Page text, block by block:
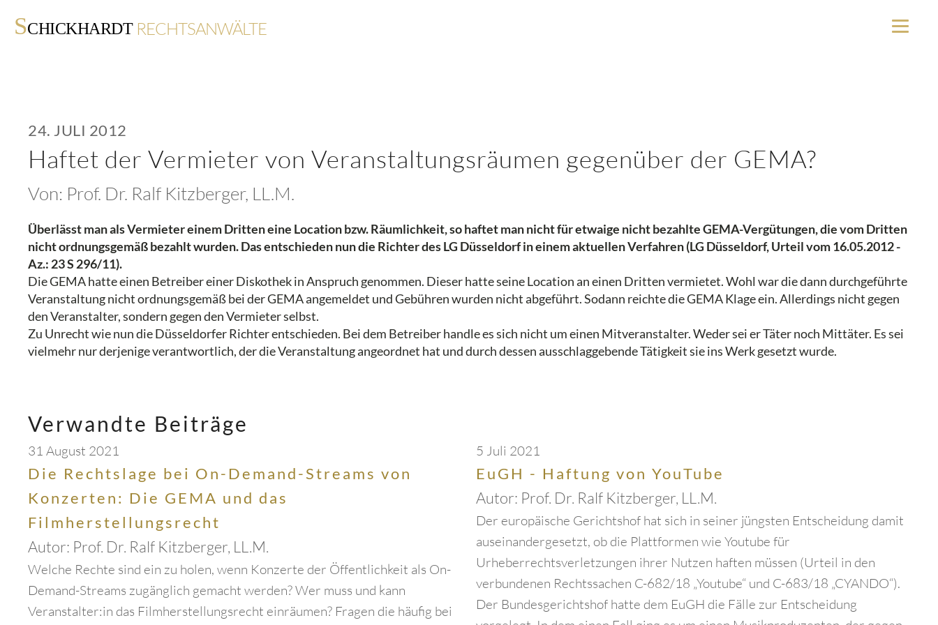
SCHICKHARDT RECHTSANWÄLTE
24. JULI 2012
Haftet der Vermieter von Veranstaltungsräumen gegenüber der GEMA?
Von: Prof. Dr. Ralf Kitzberger, LL.M.
Überlässt man als Vermieter einem Dritten eine Location bzw. Räumlichkeit, so haftet man nicht für etwaige nicht bezahlte GEMA-Vergütungen, die vom Dritten
nicht ordnungsgemäß bezahlt wurden. Das entschieden nun die Richter des LG Düsseldorf in einem aktuellen Verfahren (LG Düsseldorf, Urteil vom 16.05.2012 -
Az.: 23 S 296/11).
Die GEMA hatte einen Betreiber einer Diskothek in Anspruch genommen. Dieser hatte seine Location an einen Dritten vermietet. Wohl war die dann durchgeführte
Veranstaltung nicht ordnungsgemäß bei der GEMA angemeldet und Gebühren wurden nicht abgeführt. Sodann reichte die GEMA Klage ein. Allerdings nicht gegen
den Veranstalter, sondern gegen den Vermieter selbst.
Zu Unrecht wie nun die Düsseldorfer Richter entschieden. Bei dem Betreiber handle es sich nicht um einen Mitveranstalter. Weder sei er Täter noch Mittäter. Es sei
vielmehr nur derjenige verantwortlich, der die Veranstaltung angeordnet hat und durch dessen ausschlaggebende Tätigkeit sie ins Werk gesetzt wurde.
Verwandte Beiträge
31 August 2021
Die Rechtslage bei On-Demand-Streams von
Konzerten: Die GEMA und das
Filmherstellungsrecht
Autor: Prof. Dr. Ralf Kitzberger, LL.M.
Welche Rechte sind ein zu holen, wenn Konzerte der Öffentlichkeit als On-
Demand-Streams zugänglich gemacht werden? Wer muss und kann
Veranstalter:in das Filmherstellungsrecht einräumen? Fragen die häufig bei
5 Juli 2021
EuGH - Haftung von YouTube
Autor: Prof. Dr. Ralf Kitzberger, LL.M.
Der europäische Gerichtshof hat sich in seiner jüngsten Entscheidung damit
auseinandergesetzt, ob die Plattformen wie Youtube für
Urheberrechtsverletzungen ihrer Nutzen haften müssen (Urteil in den
verbundenen Rechtssachen C-682/18 „Youtube“ und C-683/18 „CYANDO“).
Der Bundesgerichtshof hatte dem EuGH die Fälle zur Entscheidung